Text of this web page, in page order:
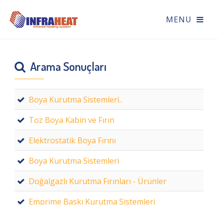
Arama Sonuçları
Boya Kurutma Sistemleri..
Toz Boya Kabin ve Fırın
Elektrostatik Boya Fırını
Boya Kurutma Sistemleri
Doğalgazlı Kurutma Fırınları - Ürünler
Emprime Baskı Kurutma Sistemleri